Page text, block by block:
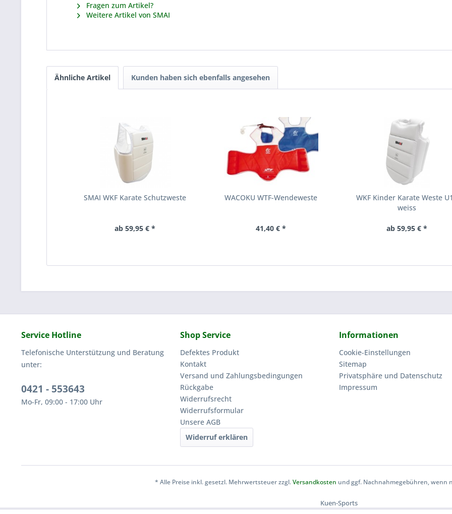
Fragen zum Artikel?
Weitere Artikel von SMAI
Ähnliche Artikel Kunden haben sich ebenfalls angesehen
SMAI WKF Karate Schutzweste
ab 59,95 € *
WACOKU WTF-Wendeweste
41,40 € *
WKF Kinder Karate Weste
weiss
ab 59,95 € *
Service Hotline
Telefonische Unterstützung und Beratung
unter:
0421 - 553643
Mo-Fr, 09:00 - 17:00 Uhr
Shop Service
Defektes Produkt
Kontakt
Versand und Zahlungsbedingungen
Rückgabe
Widerrufsrecht
Widerrufsformular
Unsere AGB
Widerruf erklären
Informationen
Cookie-Einstellungen
Sitemap
Privatsphäre und Datenschutz
Impressum
* Alle Preise inkl. gesetzl. Mehrwertsteuer zzgl.Versandkosten und ggf. Nachnahmegebühren, wenn
Kuen-Sports